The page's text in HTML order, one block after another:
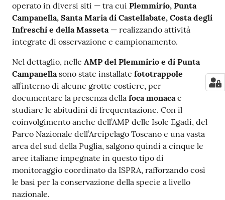
operato in diversi siti — tra cui Plemmirio, Punta
Campanella, Santa Maria di Castellabate, Costa degli
Infreschi e della Masseta— realizzando attività
integrate di osservazione e campionamento.
Nel dettaglio, nelle AMP del Plemmirio e di Punta
Campanellasono state installate fototrappole
all’interno di alcune grotte costiere, per
documentare la presenza della foca monacae
studiare le abitudini di frequentazione. Con il
coinvolgimento anche dell’AMP delle Isole Egadi, del
Parco Nazionale dell’Arcipelago Toscano e una vasta
area del sud della Puglia, salgono quindi a cinque le
aree italiane impegnate in questo tipo di
monitoraggio coordinato da ISPRA, rafforzando così
le basi per la conservazione della specie a livello
nazionale.